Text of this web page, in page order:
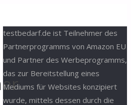
testbedarf.de ist Teilnehmer des
Partnerprogramms von Amazon EU
und Partner des Werbeprogramms,
das zur Bereitstellung eines
Mediums für Websites konzipiert
wurde, mittels dessen durch die